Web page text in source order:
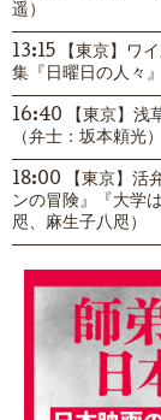
遥）
13:15 【東京】ワ
集『日曜日の人々』
16:40 【東京】浅
（弁士：坂本頼光）
18:00 【東京】活
ンの冒険』『大学
咫、麻生子八咫）